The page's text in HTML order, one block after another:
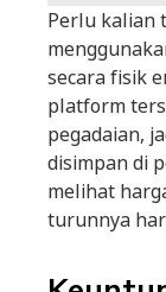
Perlu kalian
secara fisik
platform
pegadaian,
disimpan di
melihat
turunnya